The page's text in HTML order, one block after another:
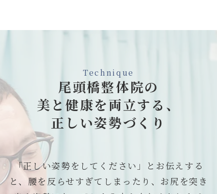
Technique
尾頭橋整体院の
美と健康を両立する、
正しい姿勢づくり
「正しい姿勢をしてください」とお伝えする
と、腰を反らせすぎてしまったり、お尻を突き